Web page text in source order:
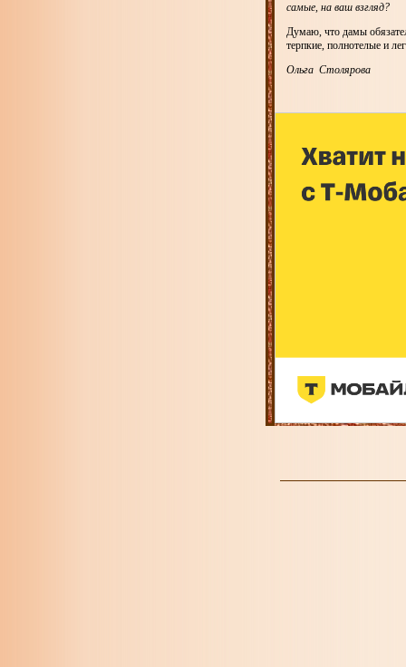
самые, на ваш взгляд?
Думаю, что дамы
терпкие, полнотелые и
Ольга Столярова